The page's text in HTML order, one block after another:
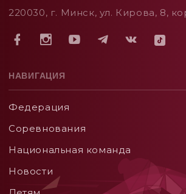
220030, г. Минск, ул. Кирова, 8,
НАВИГАЦИЯ
Федерация
Соревнования
Национальная команда
Новости